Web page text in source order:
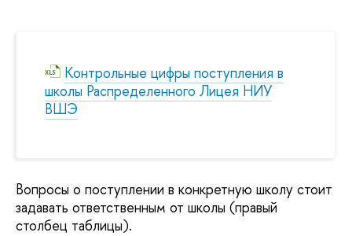
Контрольные цифры поступления в
школы Распределенного Лицея НИУ
ВШЭ
Вопросы о поступлении в конкретную школу стоит
задавать ответственным от школы (правый
столбец таблицы).